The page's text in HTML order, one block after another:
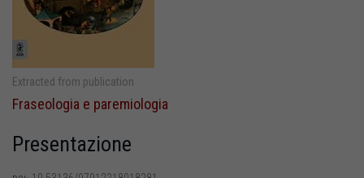
Extracted from publication
Fraseologia e paremiologia
Presentazione